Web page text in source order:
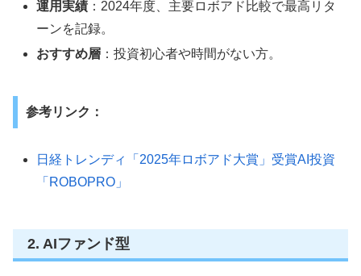
運用実績 ：2024年度、主要ロボアド比較で最高リタ
ーンを記録。
おすすめ層 ：投資初心者や時間がない方。
参考リンク：
日経トレンディ「2025年ロボアド大賞」受賞AI投資
「ROBOPRO」
2. AIファンド型